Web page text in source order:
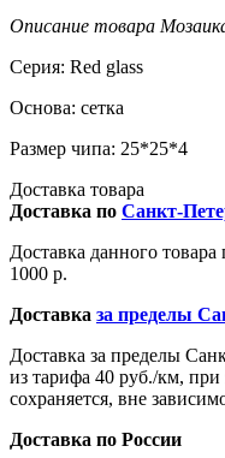
Описание товара
Серия: Red glass
Основа: сетка
Размер чипа: 25*25*4
Доставка товара
Доставка по Санкт-
Доставка данного
1000 р.
Доставка за пределы
Доставка за пределы
из тарифа 40 руб./км, при
сохраняется, вне
Доставка по России